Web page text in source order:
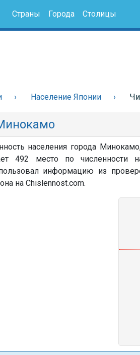
Страны Города Столицы
Население Японии
населения города
492 место по численности
информацию из
на Chislennost.com.